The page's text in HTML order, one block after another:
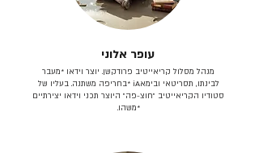
עופר אלוני
מנהל מסלול קריאייטיב פרודקשן. יוצר וידאו *מעבר
לבינתו, תסריטאי וב​ימאiA‎ *בחריפה משתנה. בעליו של
סטודיו הקריאייטיב ״חוצ-פה״ היוצר תכני וידאו יצירתיים
*משהו.